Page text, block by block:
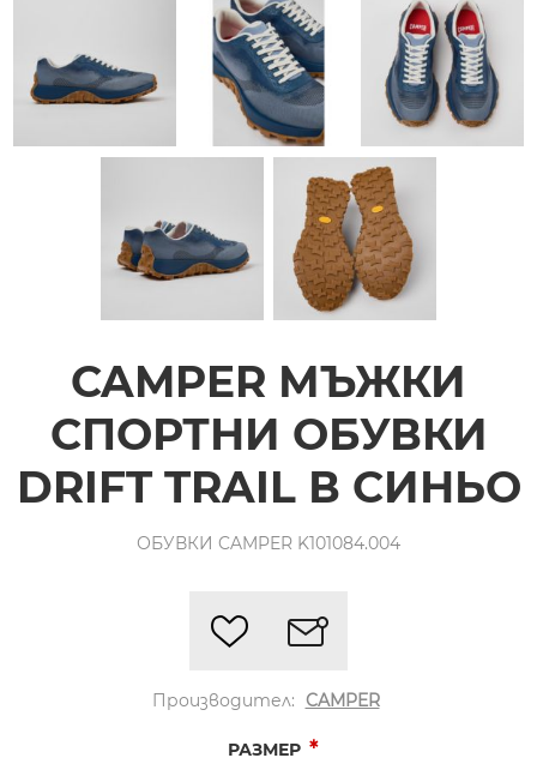
CAMPER МЪЖКИ
СПОРТНИ ОБУВКИ
DRIFT TRAIL В СИНЬО
ОБУВКИ CAMPER K101084.004
Производител: CAMPER
РАЗМЕР *